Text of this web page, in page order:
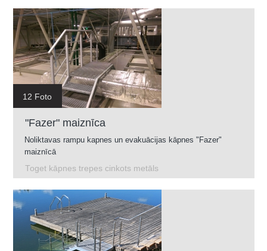
12 Foto
"Fazer" maiznīca
Noliktavas rampu kapnes un evakuācijas kāpnes "Fazer"
maiznīcā
Toget kāpnes trepes cinkots metāls